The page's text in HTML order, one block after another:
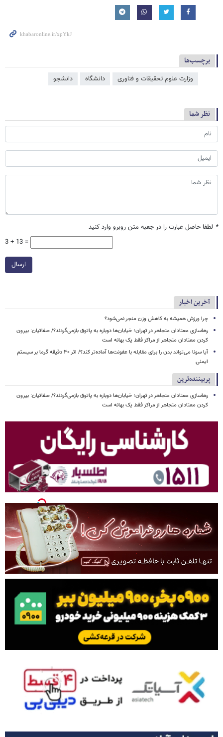
برچسب‌ها
وزارت علوم تحقیقات و فناوری دانشگاه دانشجو
نظر شما
* لطفا حاصل عبارت را در جعبه متن روبرو وارد کنید
3 + 13 =
ارسال
آخرین اخبار
چرا ورزش همیشه به کاهش وزن منجر نمی‌شود؟
رهاسازی معتادان متجاهر در تهران؛ خیابان‌ها دوباره به پاتوق بازمی‌گردند؟/ صفاتیان: بیرون
کردن معتادان متجاهر از مراکز فقط یک بهانه است
آیا سونا می‌تواند بدن را برای مقابله با عفونت‌ها آماده‌تر کند؟/ اثر ۳۰ دقیقه گرما بر سیستم
ایمنی
پربیننده‌ترین
رهاسازی معتادان متجاهر در تهران؛ خیابان‌ها دوباره به پاتوق بازمی‌گردند؟/ صفاتیان: بیرون
کردن معتادان متجاهر از مراکز فقط یک بهانه است